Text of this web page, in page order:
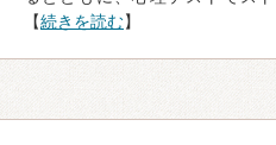
【続きを読む】